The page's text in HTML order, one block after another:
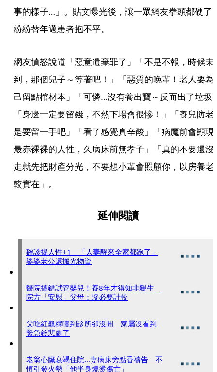
事的樣子…」。貼文曝光後，讓一眾網友拳頭都硬了
紛紛替年邁患者抱不平。
網友憤怒說道「惡意遺棄罪了」「不是不報，時候未
到，那個兒子～等著吧！」「惡質的晚輩！老人要為
己留點棺材本」「可憐…沒有養出寶～反而出了垃圾
「身邊一定要留錢，不然下場會很慘！」「養兒防老
是要留一手吧」「看了感覺真辛酸」「病魔前會顯現
最赤裸裸的人性，久病床前無孝子」「真的不要還沒
走就先把財產分光，不要想小輩會照顧你，以房養老
較實在」。
延伸閱讀
確診揭人性+1 「人妻醒來全家都跑了」
婆婆老公還搬光物資
醫院搞錯試管嬰兒！養8年才得知非親生
院方「安慰」父母：沒必要計較
父吃紅龜粿噎到診所卻沒開 家屬沒看到
緊急鈴悲劇了
老翁心臟衰竭住院...妻病床旁點香禱告 不
慎引發火勢「他半身燒燙傷亡」